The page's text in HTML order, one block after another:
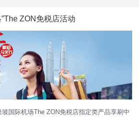
ZON免税店活动
国际机场The ZON免税店指定类产品享刷中